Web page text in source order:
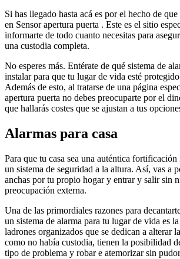
Si has llegado hasta acá es por el hecho de que
en Sensor apertura puerta . Este es el sitio
informarte de todo cuanto necesitas para
una custodia completa.
No esperes más. Entérate de qué sistema de
instalar para que tu lugar de vida esté
Además de esto, al tratarse de una página
apertura puerta no debes preocuparte por el
que hallarás costes que se ajustan a tus
Alarmas para casa
Para que tu casa sea una auténtica
un sistema de seguridad a la altura. Así, vas a
anchas por tu propio hogar y entrar y salir sin
preocupación externa.
Una de las primordiales razones para
un sistema de alarma para tu lugar de vida es
ladrones organizados que se dedican a alterar
como no había custodia, tienen la posibilidad
tipo de problema y robar e atemorizar sin